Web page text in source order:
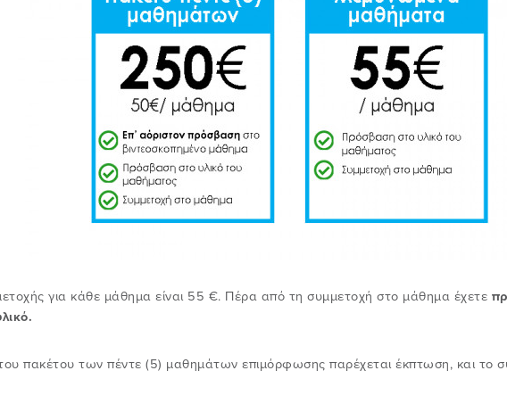
για κάθε μάθημα είναι 55 €. Πέρα από τη συμμετοχή στο μάθημα έχετε
πακέτου των πέντε (5) μαθημάτων επιμόρφωσης παρέχεται έκπτωση, και το